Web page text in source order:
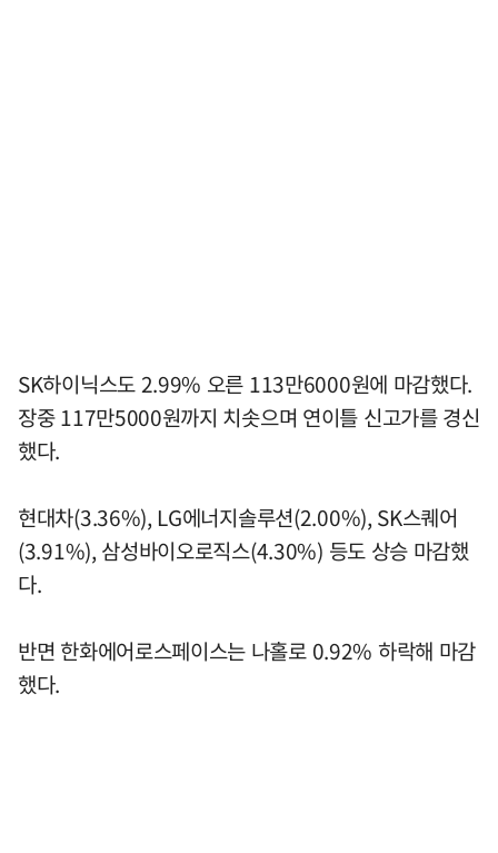
SK하이닉스도 2.99% 오른 113만6000원에 마감했다.
장중 117만5000원까지 치솟으며 연이틀 신고가를 경신
했다.
현대차(3.36%), LG에너지솔루션(2.00%), SK스퀘어
(3.91%), 삼성바이오로직스(4.30%) 등도 상승 마감했
다.
반면 한화에어로스페이스는 나홀로 0.92% 하락해 마감
했다.